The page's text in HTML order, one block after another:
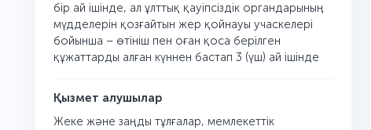
бір ай ішінде, ал ұлттық қауіпсіздік органдарының
мүдделерін қозғайтын жер қойнауы учаскелері
бойынша – өтініш пен оған қоса берілген
құжаттарды алған күннен бастап 3 (үш) ай ішінде
Қызмет алушылар
Жеке және заңды тұлғалар, мемлекеттік